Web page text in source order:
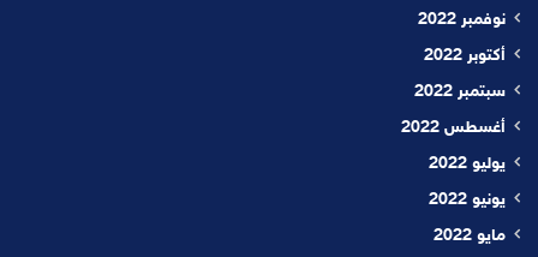
نوفمبر 2022
أكتوبر 2022
سبتمبر 2022
أغسطس 2022
يوليو 2022
يونيو 2022
مايو 2022